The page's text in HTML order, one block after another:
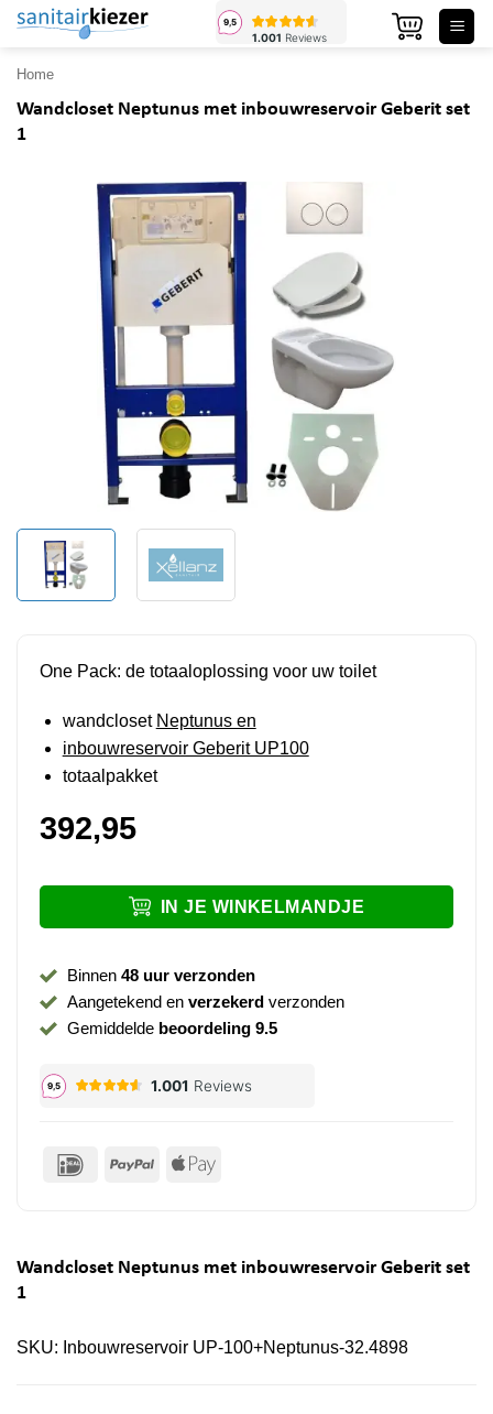
Ga
inhoud
Home
Wandcloset Neptunus met inbouwreservoir Geberit set
1
One Pack: de totaaloplossing voor uw toilet
wandcloset Neptunus en
inbouwreservoir Geberit UP100
totaalpakket
392,95
IN JE WINKELMANDJE
Binnen 48 uur verzonden
Aangetekend en verzekerdverzonden
Gemiddelde beoordeling 9.5
IDeal PayPal Apple
Wandcloset Neptunus met inbouwreservoir Geberit set
1
SKU: Inbouwreservoir UP-100+Neptunus-32.4898